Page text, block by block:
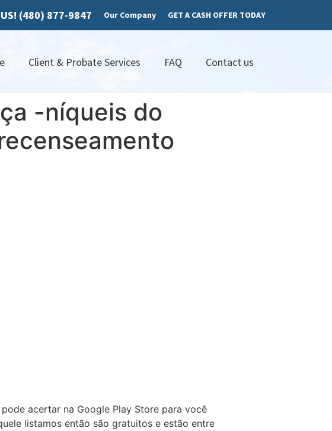
US! (480) 877-9847 Our Company GET A CASH OFFER TODAY
Client & Probate Services FAQ Contact us
-níqueis do
acertar na Google Play Store para você
listamos então são gratuitos e estão entre